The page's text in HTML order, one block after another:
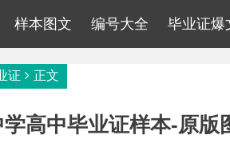
样本图文 编号大全 毕业证爆
证 正文
高中毕业证样本-原版